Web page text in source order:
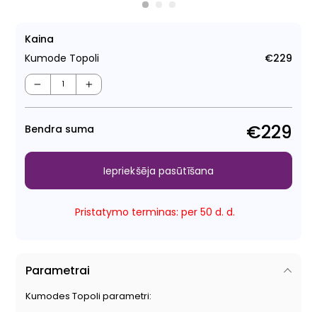
Kaina
Kumode Topoli
€229
− +
Bendra suma €229
Pristatymo terminas: per 50 d. d.
Iepriekšēja pasūtīšana
Parametrai
Kumodes Topoli parametri: